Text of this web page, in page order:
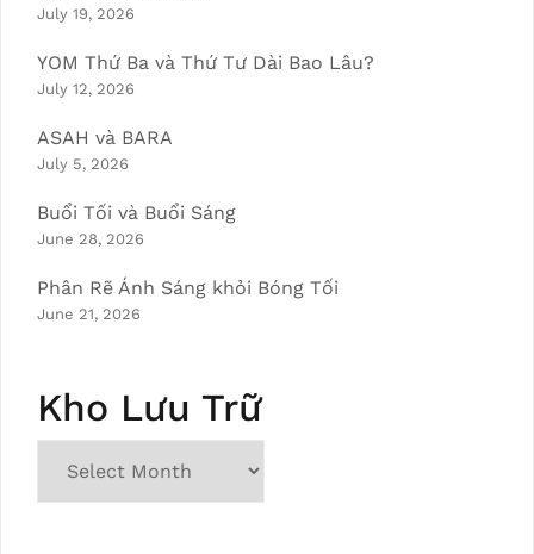
July 19, 2026
YOM Thứ Ba và Thứ Tư Dài Bao Lâu?
July 12, 2026
ASAH và BARA
July 5, 2026
Buổi Tối và Buổi Sáng
June 28, 2026
Phân Rẽ Ánh Sáng khỏi Bóng Tối
June 21, 2026
Kho Lưu Trữ